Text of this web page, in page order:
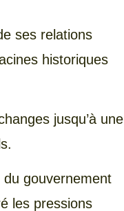
ses relations
historiques
jusqu’à une
du gouvernement
les pressions